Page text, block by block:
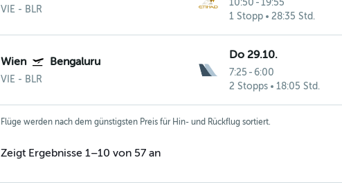
VIE - BLR
10:50 - 19:55
1 Stopp
28:35 Std.
Wien Bengaluru
VIE - BLR
Do 29.10.
7:25 - 6:00
2 Stopps
18:05 Std.
Flüge werden nach dem günstigsten Preis für Hin- und Rückflug sortiert.
Zeigt Ergebnisse 1–10 von 57 an